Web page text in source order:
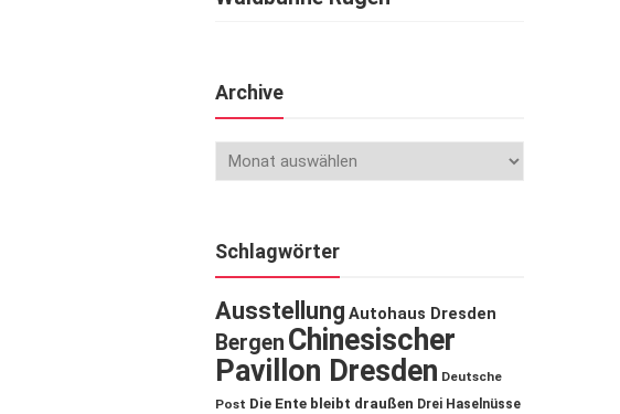
Archive
Schlagwörter
Ausstellung Autohaus Dresden
Bergen Chinesischer
Pavillon Dresden Deutsche
Post Die Ente bleibt draußen Drei Haselnüsse